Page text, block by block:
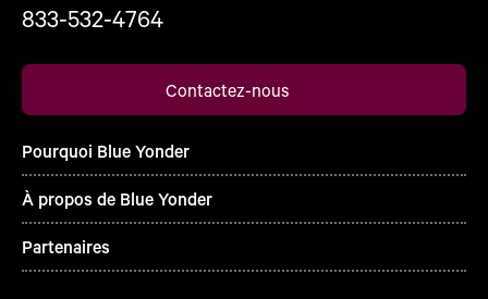
833-532-4764
Contactez-nous
Pourquoi Blue Yonder
À propos de Blue Yonder
Partenaires